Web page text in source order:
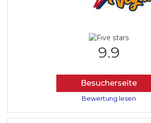
9.9
Besucherseite
Bewertung lesen